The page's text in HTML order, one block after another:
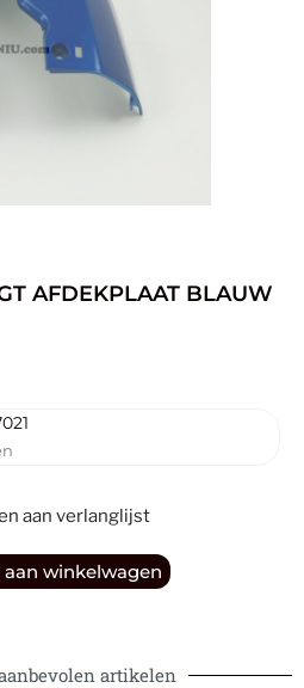
AFDEKPLAAT BLAUW
aan verlanglijst
aan winkelwagen
artikelen